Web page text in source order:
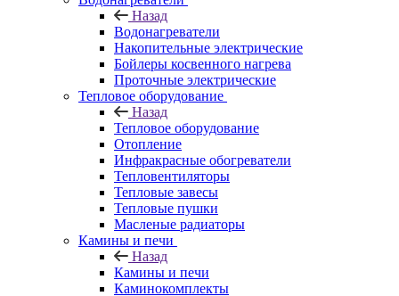
Назад
Водонагреватели
Накопительные электрические
Бойлеры косвенного нагрева
Проточные электрические
Тепловое оборудование
Назад
Тепловое оборудование
Отопление
Инфракрасные обогреватели
Тепловентиляторы
Тепловые завесы
Тепловые пушки
Масленые радиаторы
Камины и печи
Назад
Камины и печи
Каминокомплекты